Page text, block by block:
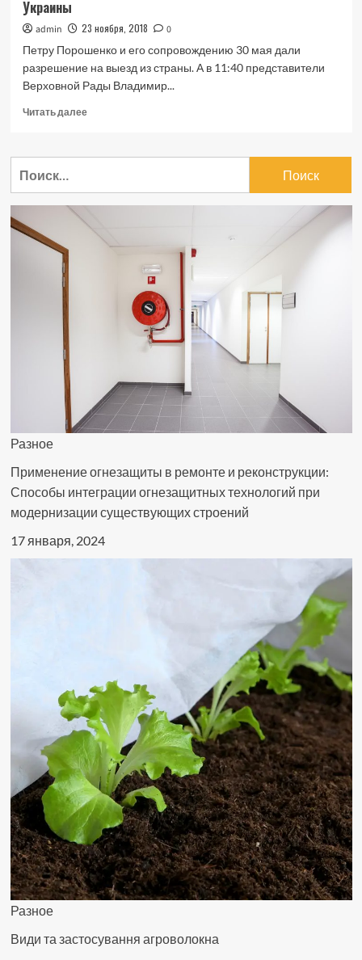
Украины
admin 23 ноября, 2018
0
Петру Порошенко и его сопровождению 30 мая дали
разрешение на выезд из страны. А в 11:40 представители
Верховной Рады Владимир...
Читать далееПрочитать
Побег
выехать
Разное
Применение огнезащиты в ремонте и реконструкции:
Способы интеграции огнезащитных технологий при
модернизации существующих строений
17 января, 2024
Разное
Види та застосування агроволокна